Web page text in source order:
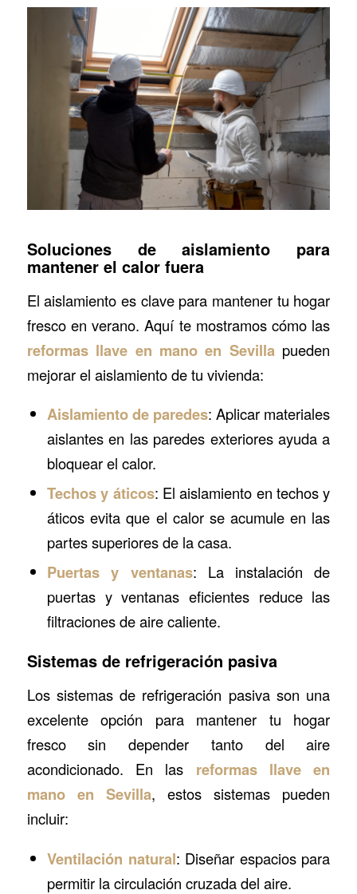
Soluciones de aislamiento para
mantener el calor fuera
El aislamiento es clave para mantener tu hogar
fresco en verano. Aquí te mostramos cómo las
reformas llave en mano en Sevilla pueden
mejorar el aislamiento de tu vivienda:
Aislamiento de paredes: Aplicar materiales
aislantes en las paredes exteriores ayuda a
bloquear el calor.
Techos y áticos: El aislamiento en techos y
áticos evita que el calor se acumule en las
partes superiores de la casa.
Puertas y ventanas: La instalación de
puertas y ventanas eficientes reduce las
filtraciones de aire caliente.
Sistemas de refrigeración pasiva
Los sistemas de refrigeración pasiva son una
excelente opción para mantener tu hogar
fresco sin depender tanto del aire
acondicionado. En las reformas llave en
mano en Sevilla, estos sistemas pueden
incluir:
Ventilación natural: Diseñar espacios para
permitir la circulación cruzada del aire.